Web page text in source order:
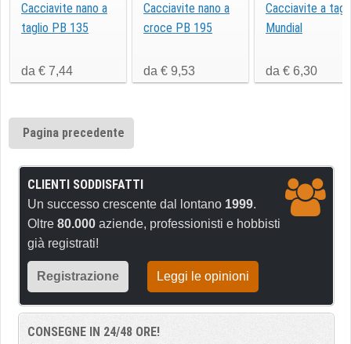
Cacciavite nano a
taglio PB 135
da € 7,44
Cacciavite nano a
croce PB 195
da € 9,53
Cacciavite a
Mundial
da € 6,30
Pagina precedente
CLIENTI SODDISFATTI
Un successo crescente dal lontano 1999.
Oltre 80.000 aziende, professionisti e hobbisti
già registrati!
Registrazione Leggi le opinioni
CONSEGNE IN 24/48 ORE!